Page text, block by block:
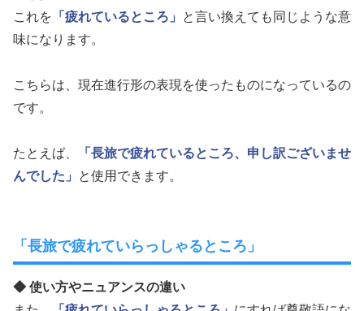
これを 「疲れているところ」
と言い換えても同じような意
味になります。
こちらは、現在進行形の表現を使ったものになっているの
です。
たとえば、
「長旅で疲れているところ、申し訳ございませ
んでした」
と使用できます。
「長旅で疲れていらっしゃるところ」
◆ 使い方やニュアンスの違い